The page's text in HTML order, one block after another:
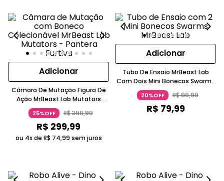
Adicionar
Câmara De Mutação Figura De
Ação MrBeast Lab Mutators
Pantera Furtiva Azul Interativa
Candide
25%OFF R$399,99
R$ 299,99
ou 4x de R$ 74,99 sem juros
Adicionar
Tubo De Ensaio MrBeast Lab
Com Dois Mini Bonecos Swarms
2,5Cm Com Movimento
Colecionáveis 5-7 Anos
Candide
20%OFF R$99,99
R$ 79,99